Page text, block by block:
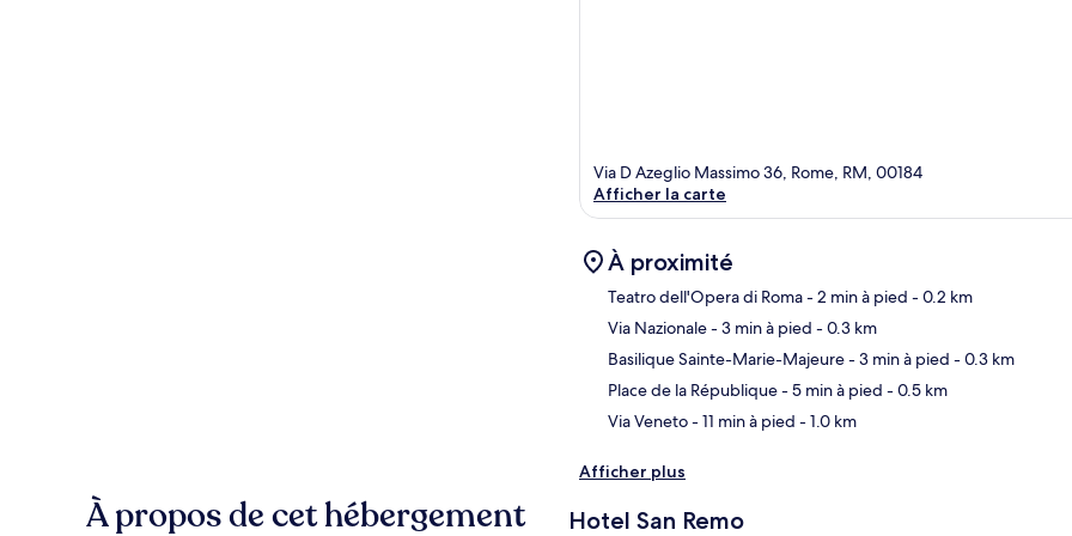
Via D Azeglio Massimo 36, Rome, RM, 00184
Afficher la carte
À proximité
Teatro dell'Opera di Roma- 2 min à pied - 0.2 km
Via Nazionale- 3 min à pied - 0.3 km
Basilique Sainte-Marie-Majeure- 3 min à pied - 0.3 km
Place de la République- 5 min à pied - 0.5 km
Via Veneto- 11 min à pied - 1.0 km
Afficher plus
À propos de cet hébergement Hotel San Remo